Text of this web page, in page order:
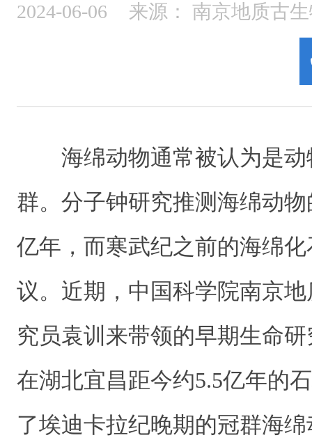
2024-06-06 来源： 南京地质古
海绵动物通常被认为是
群。分子钟研究推测海绵动
亿年，而寒武纪之前的海绵
议。近期，中国科学院南京
究员袁训来带领的早期生命
在湖北宜昌距今约5.5亿年的
了埃迪卡拉纪晚期的冠群海